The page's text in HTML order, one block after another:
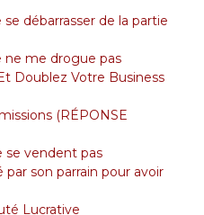
débarrasser de la partie
ne me drogue pas
Doublez Votre Business
(RÉPONSE
se vendent pas
son parrain pour avoir
Lucrative